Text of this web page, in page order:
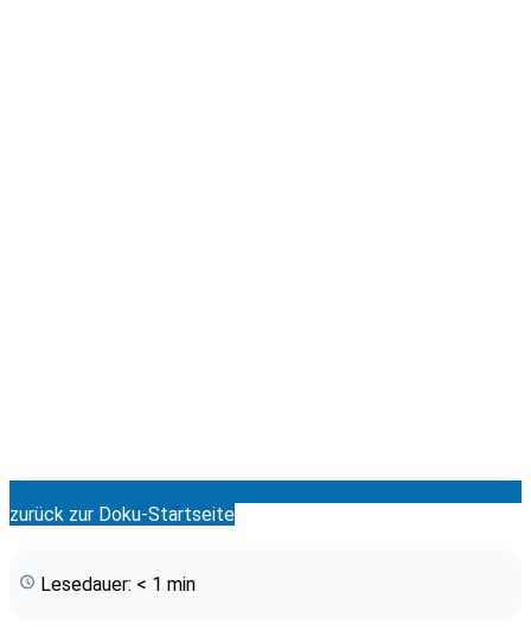
zurück zur Doku-Startseite
Lesedauer: < 1 min